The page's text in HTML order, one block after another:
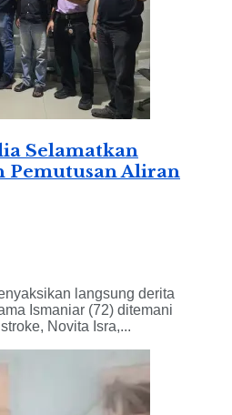
Selamatkan
Pemutusan Aliran
langsung derita
Ismaniar (72) ditemani
Novita Isra,...